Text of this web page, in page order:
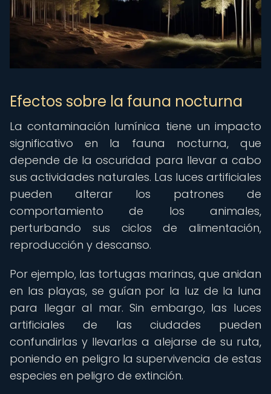
Efectos sobre la fauna nocturna
La contaminación lumínica tiene un impacto
significativo en la fauna nocturna, que
depende de la oscuridad para llevar a cabo
sus actividades naturales. Las luces artificiales
pueden alterar los patrones de
comportamiento de los animales,
perturbando sus ciclos de alimentación,
reproducción y descanso.
Por ejemplo, las tortugas marinas, que anidan
en las playas, se guían por la luz de la luna
para llegar al mar. Sin embargo, las luces
artificiales de las ciudades pueden
confundirlas y llevarlas a alejarse de su ruta,
poniendo en peligro la supervivencia de estas
especies en peligro de extinción.